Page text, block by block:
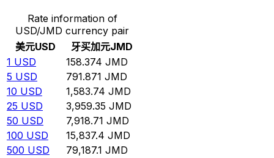
Rate information of
USD/JMD currency pair
美元USD 牙买加元JMD
1 USD 158.374 JMD
5 USD 791.871 JMD
10 USD 1,583.74 JMD
25 USD 3,959.35 JMD
50 USD 7,918.71 JMD
100 USD 15,837.4 JMD
500 USD 79,187.1 JMD